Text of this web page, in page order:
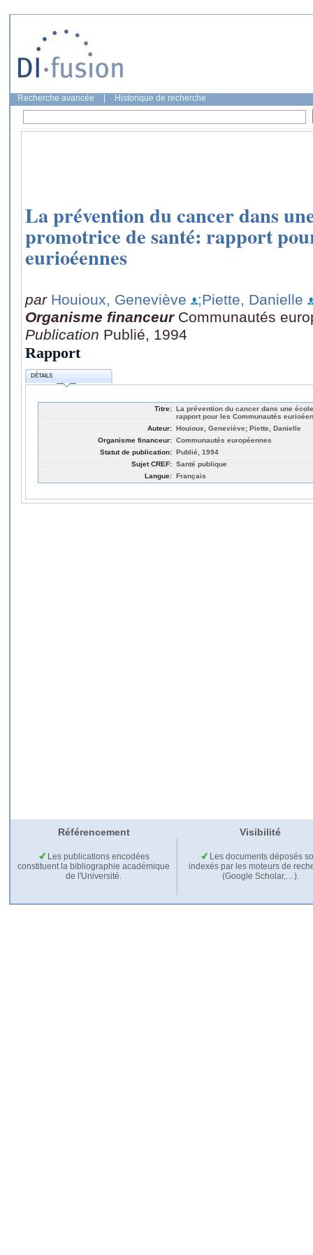
Recherche avancée Historique de recherche
La prévention du cancer dans
promotrice de santé: rapport
eurioéennes
par Houioux, Geneviève
;Piette, Danielle
Organisme financeur Communautés
Publication Publié, 1994
Rapport
DÉTAILS
Titre: La prévention du cancer dans une
rapport pour les Communautés
Auteur: Houioux, Geneviève; Piette, Danielle
Organisme financeur: Communautés européennes
Statut de publication: Publié, 1994
Sujet CREF: Santé publique
Langue: Français
Référencement Visibilité
Les publications encodées
constituent la bibliographie académique
de l'Université.
Les documents déposés
indexés par les moteurs de
(Google Scholar,…).